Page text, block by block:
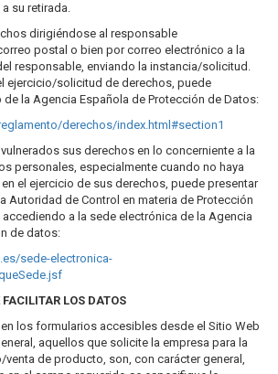
su retirada.
dirigiéndose al responsable
postal o bien por correo electrónico a la
responsable, enviando la instancia/solicitud.
ejercicio/solicitud de derechos, puede
la Agencia Española de Protección de Datos:
derechos/index.html#section1
sus derechos en lo concerniente a la
personales, especialmente cuando no haya
el ejercicio de sus derechos, puede presentar
Autoridad de Control en materia de Protección
a la sede electrónica de la Agencia
de datos:
sede-electronica-
LOS DATOS
los formularios accesibles desde el Sitio Web
aquellos que solicite la empresa para la
de producto, son, con carácter general,